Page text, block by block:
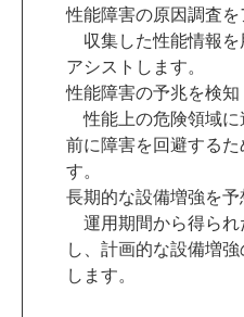
性能障害の原因調査を
収集した性能情報
アシストします。
性能障害の予兆を検知
性能上の危険領域に
前に障害を回避する
す。
長期的な設備増強を予
運用期間から得られ
し、計画的な設備増
します。